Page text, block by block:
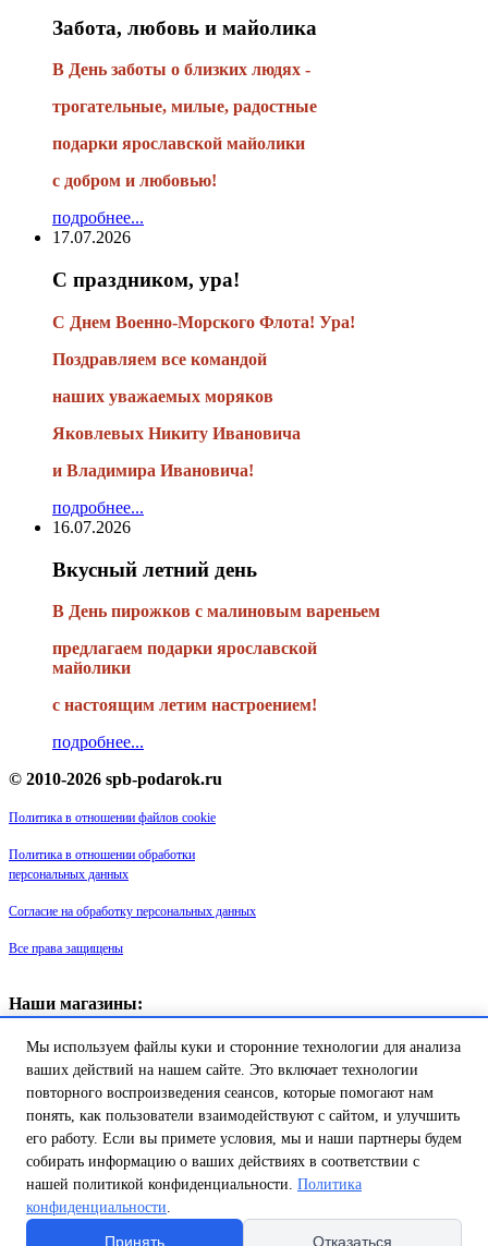
Забота, любовь и майолика
В День заботы о близких людях -
трогательные, милые, радостные
подарки ярославской майолики
с добром и любовью!
подробнее...
17.07.2026
С праздником, ура!
С Днем Военно-Морского Флота! Ура!
Поздравляем все командой
наших уважаемых моряков
Яковлевых Никиту Ивановича
и Владимира Ивановича!
подробнее...
16.07.2026
Вкусный летний день
В День пирожков с малиновым вареньем
предлагаем подарки ярославской
майолики
с настоящим летим настроением!
подробнее...
© 2010-2026 spb-podarok.ru
Политика в отношении файлов cookie
Политика в отношении обработки
персональных данных
Согласие на обработку персональных данных
Все права защищены
Наши магазины:
ДК им. Крупской, 1 этаж зал «Синий»
Магазин «Сувенир Кронштадта» - г. Кронштадт, ул. Петровская дом
16/2
Товар успешно добавлен в
корзину!
Продолжить покупки Перейти в корзину
Мы используем файлы куки и сторонние технологии для анализа
ваших действий на нашем сайте. Это включает технологии
повторного воспроизведения сеансов, которые помогают нам
понять, как пользователи взаимодействуют с сайтом, и улучшить
его работу. Если вы примете условия, мы и наши партнеры будем
собирать информацию о ваших действиях в соответствии с
нашей политикой конфиденциальности. Политика
конфиденциальности.
Принять Отказаться